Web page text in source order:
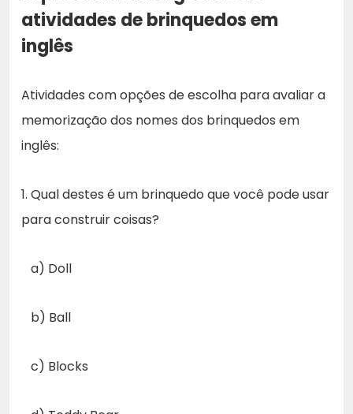
atividades de brinquedos em
inglês
Atividades com opções de escolha para avaliar a
memorização dos nomes dos brinquedos em
inglês:
1. Qual destes é um brinquedo que você pode usar
para construir coisas?
a) Doll
b) Ball
c) Blocks